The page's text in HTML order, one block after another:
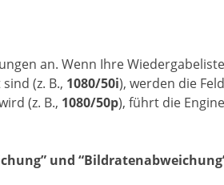
an. Wenn Ihre
(z. B., 1080/50i), werden die
(z. B., 1080/50p), führt die
und